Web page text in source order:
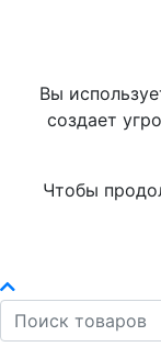
Вы
создает
Чтобы